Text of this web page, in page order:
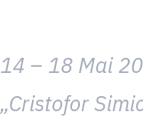
14 – 18 Mai
„Cristofor